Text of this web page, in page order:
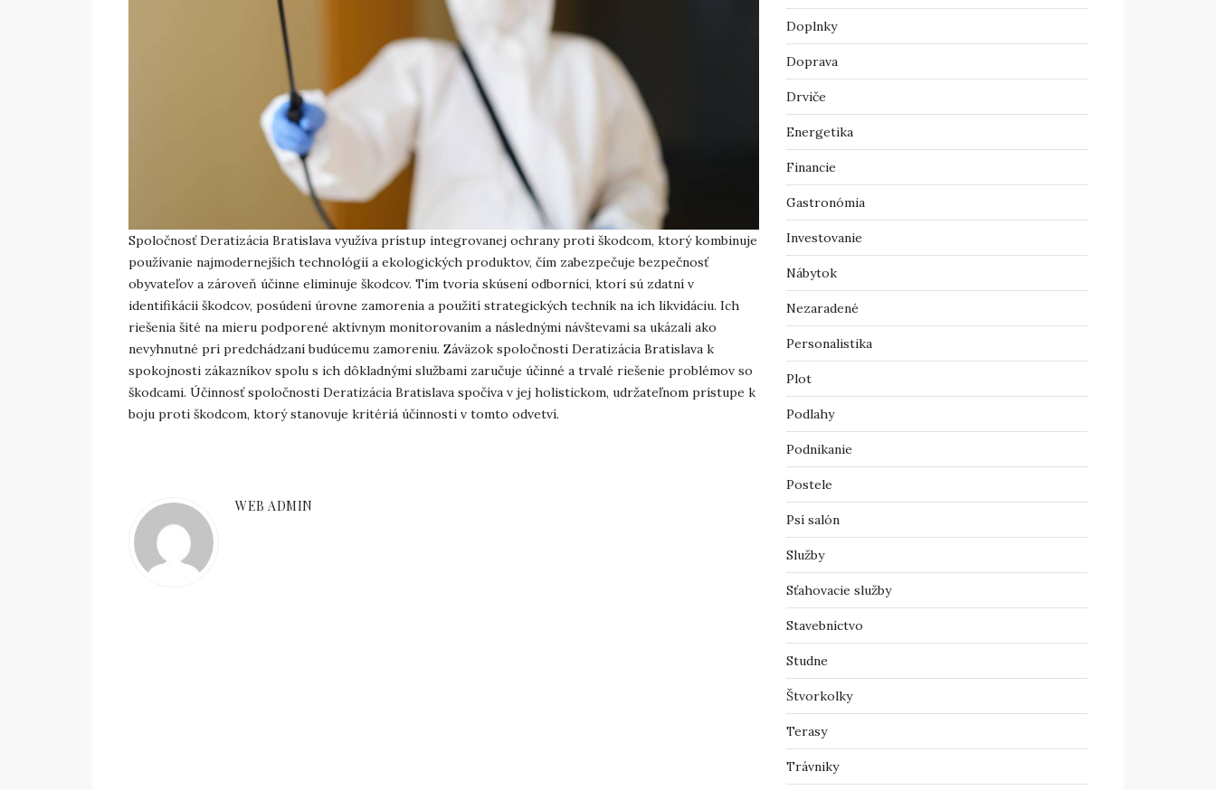
Spoločnosť Deratizácia Bratislava využíva prístup integrovanej ochrany proti škodcom, ktorý kombinuje
používanie najmodernejších technológií a ekologických produktov, čím zabezpečuje bezpečnosť
obyvateľov a zároveň účinne eliminuje škodcov. Tím tvoria skúsení odborníci, ktorí sú zdatní v
identifikácii škodcov, posúdení úrovne zamorenia a použití strategických techník na ich likvidáciu. Ich
riešenia šité na mieru podporené aktívnym monitorovaním a následnými návštevami sa ukázali ako
nevyhnutné pri predchádzaní budúcemu zamoreniu. Záväzok spoločnosti Deratizácia Bratislava k
spokojnosti zákazníkov spolu s ich dôkladnými službami zaručuje účinné a trvalé riešenie problémov so
škodcami. Účinnosť spoločnosti Deratizácia Bratislava spočíva v jej holistickom, udržateľnom prístupe k
boju proti škodcom, ktorý stanovuje kritériá účinnosti v tomto odvetví.
WEB ADMIN
Doplnky
Doprava
Drviče
Energetika
Financie
Gastronómia
Investovanie
Nábytok
Nezaradené
Personalistika
Plot
Podlahy
Podnikanie
Postele
Psí salón
Služby
Sťahovacie služby
Stavebníctvo
Studne
Štvorkolky
Terasy
Trávniky